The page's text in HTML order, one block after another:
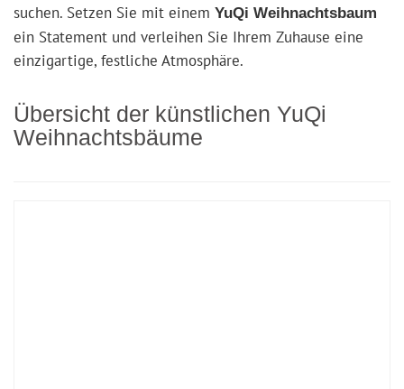
suchen. Setzen Sie mit einem YuQi Weihnachtsbaum
ein Statement und verleihen Sie Ihrem Zuhause eine
einzigartige, festliche Atmosphäre.
Übersicht der künstlichen YuQi
Weihnachtsbäume